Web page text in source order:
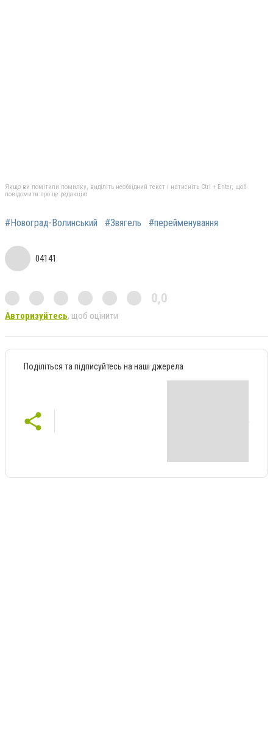
Якщо ви помітили помилку, виділіть необхідний текст і натисніть Ctrl + Enter, щоб
повідомити про це редакцію
#Новоград-Волинський #Звягель #перейменування
04141
0,0
Авторизуйтесь, щоб оцінити
Поділіться та підписуйтесь на наші джерела